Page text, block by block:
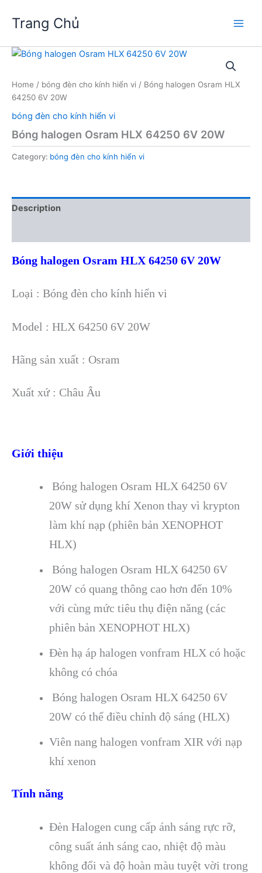
Trang Chủ
Home / bóng đèn cho kính hiển vi / Bóng halogen Osram HLX
64250 6V 20W
bóng đèn cho kính hiển vi
Bóng halogen Osram HLX 64250 6V 20W
Category: bóng đèn cho kính hiển vi
Description
Bóng halogen Osram HLX 64250 6V 20W
Loại : Bóng đèn cho kính hiển vi
Model : HLX 64250 6V 20W
Hãng sản xuất : Osram
Xuất xứ : Châu Âu
Giới thiệu
Bóng halogen Osram HLX 64250 6V
20W sử dụng khí Xenon thay vì krypton
làm khí nạp (phiên bản XENOPHOT
HLX)
Bóng halogen Osram HLX 64250 6V
20W có quang thông cao hơn đến 10%
với cùng mức tiêu thụ điện năng (các
phiên bản XENOPHOT HLX)
Đèn hạ áp halogen vonfram HLX có hoặc
không có chóa
Bóng halogen Osram HLX 64250 6V
20W có thể điều chỉnh độ sáng (HLX)
Viên nang halogen vonfram XIR với nạp
khí xenon
Tính năng
Đèn Halogen cung cấp ánh sáng rực rỡ,
công suất ánh sáng cao, nhiệt độ màu
không đổi và độ hoàn màu tuyệt vời trong